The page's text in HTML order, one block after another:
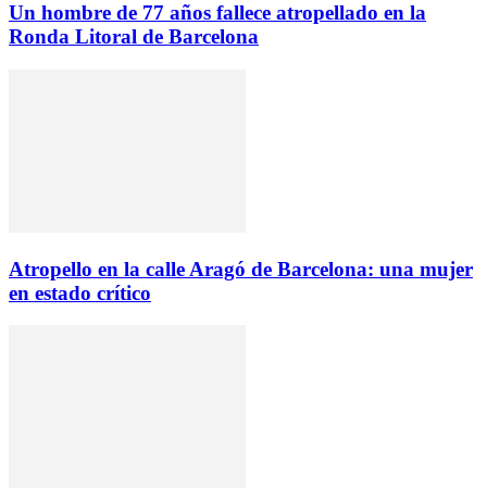
Un hombre de 77 años fallece atropellado en la
Ronda Litoral de Barcelona
Atropello en la calle Aragó de Barcelona: una mujer
en estado crítico